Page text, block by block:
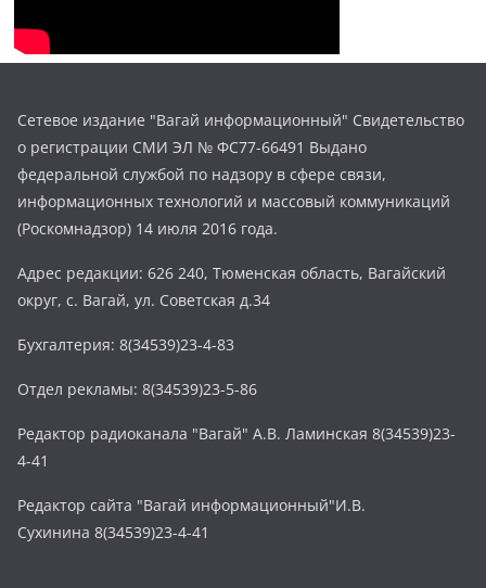
Сетевое издание "Вагай информационный" Свидетельство
о регистрации СМИ ЭЛ № ФС77-66491 Выдано
федеральной службой по надзору в сфере связи,
информационных технологий и массовый коммуникаций
(Роскомнадзор) 14 июля 2016 года.
Адрес редакции: 626 240, Тюменская область, Вагайский
округ, с. Вагай, ул. Советская д.34
Бухгалтерия: 8(34539)23-4-83
Отдел рекламы: 8(34539)23-5-86
Редактор радиоканала "Вагай" А.В. Ламинская 8(34539)23-
4-41
Редактор сайта "Вагай информационный"И.В.
Сухинина 8(34539)23-4-41